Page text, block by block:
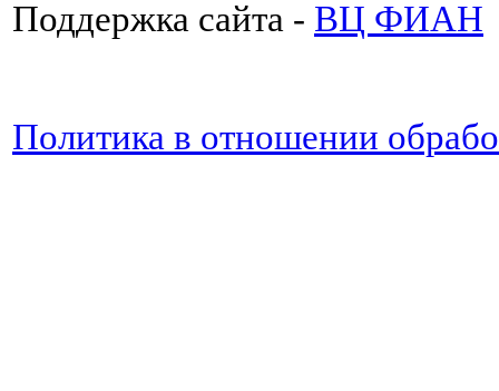
Поддержка сайта - ВЦ ФИАН
Политика в отношении